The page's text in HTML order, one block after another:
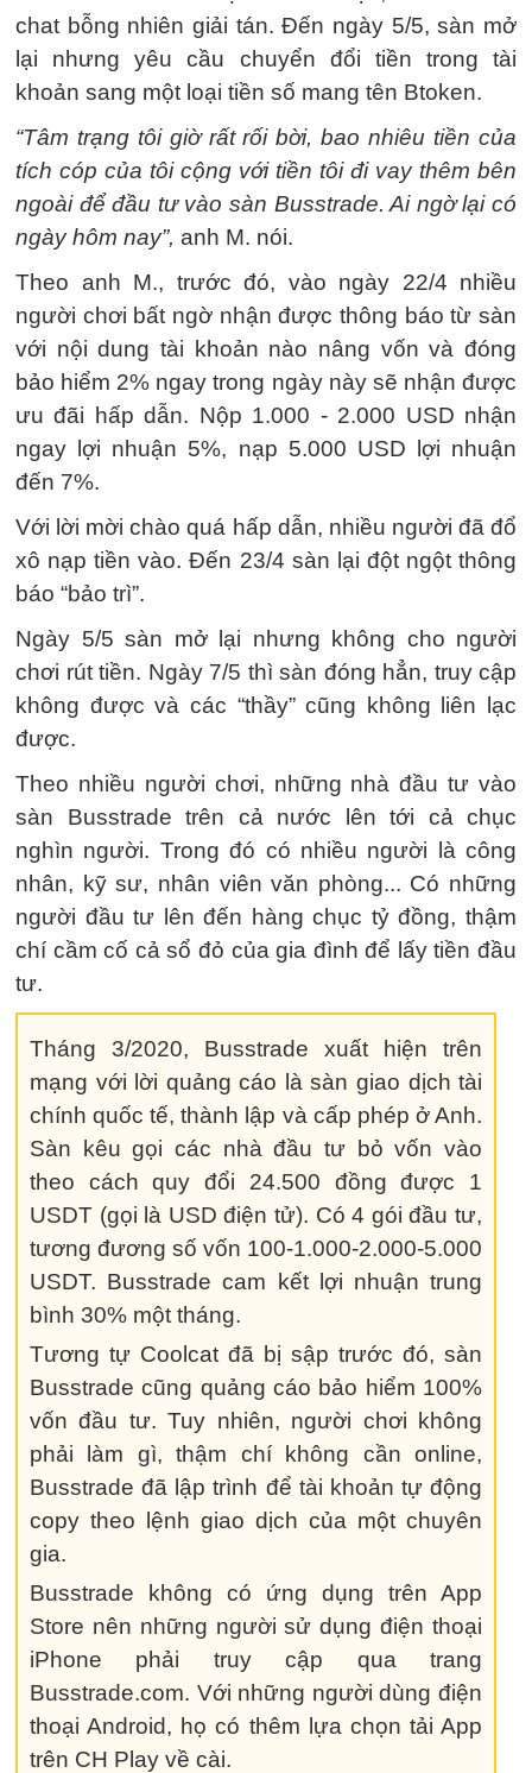
chat bỗng nhiên giải tán. Đến ngày 5/5, sàn mở
lại nhưng yêu cầu chuyển đổi tiền trong tài
khoản sang một loại tiền số mang tên Btoken.
“Tâm trạng tôi giờ rất rối bời, bao nhiêu tiền của
tích cóp của tôi cộng với tiền tôi đi vay thêm bên
ngoài để đầu tư vào sàn Busstrade. Ai ngờ lại có
ngày hôm nay”, anh M. nói.
Theo anh M., trước đó, vào ngày 22/4 nhiều
người chơi bất ngờ nhận được thông báo từ sàn
với nội dung tài khoản nào nâng vốn và đóng
bảo hiểm 2% ngay trong ngày này sẽ nhận được
ưu đãi hấp dẫn. Nộp 1.000 - 2.000 USD nhận
ngay lợi nhuận 5%, nạp 5.000 USD lợi nhuận
đến 7%.
Với lời mời chào quá hấp dẫn, nhiều người đã đổ
xô nạp tiền vào. Đến 23/4 sàn lại đột ngột thông
báo “bảo trì”.
Ngày 5/5 sàn mở lại nhưng không cho người
chơi rút tiền. Ngày 7/5 thì sàn đóng hẳn, truy cập
không được và các “thầy” cũng không liên lạc
được.
Theo nhiều người chơi, những nhà đầu tư vào
sàn Busstrade trên cả nước lên tới cả chục
nghìn người. Trong đó có nhiều người là công
nhân, kỹ sư, nhân viên văn phòng... Có những
người đầu tư lên đến hàng chục tỷ đồng, thậm
chí cầm cố cả sổ đỏ của gia đình để lấy tiền đầu
tư.
Tháng 3/2020, Busstrade xuất hiện trên
mạng với lời quảng cáo là sàn giao dịch tài
chính quốc tế, thành lập và cấp phép ở Anh.
Sàn kêu gọi các nhà đầu tư bỏ vốn vào
theo cách quy đổi 24.500 đồng được 1
USDT (gọi là USD điện tử). Có 4 gói đầu tư,
tương đương số vốn 100-1.000-2.000-5.000
USDT. Busstrade cam kết lợi nhuận trung
bình 30% một tháng.
Tương tự Coolcat đã bị sập trước đó, sàn
Busstrade cũng quảng cáo bảo hiểm 100%
vốn đầu tư. Tuy nhiên, người chơi không
phải làm gì, thậm chí không cần online,
Busstrade đã lập trình để tài khoản tự động
copy theo lệnh giao dịch của một chuyên
gia.
Busstrade không có ứng dụng trên App
Store nên những người sử dụng điện thoại
iPhone phải truy cập qua trang
Busstrade.com. Với những người dùng điện
thoại Android, họ có thêm lựa chọn tải App
trên CH Play về cài.